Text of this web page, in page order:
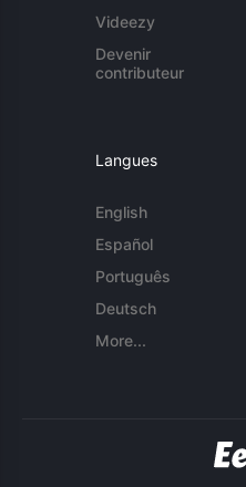
Videezy
Devenir
contributeur
Langues
English
Español
Português
Deutsch
More...